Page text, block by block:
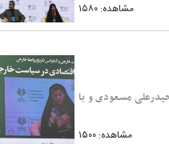
مشاهده: ۱۵۸۰
خارجی ایران#187 با مدیریت دکتر حیدرعلی مسعودی و با
مشاهده: ۱۵۰۰